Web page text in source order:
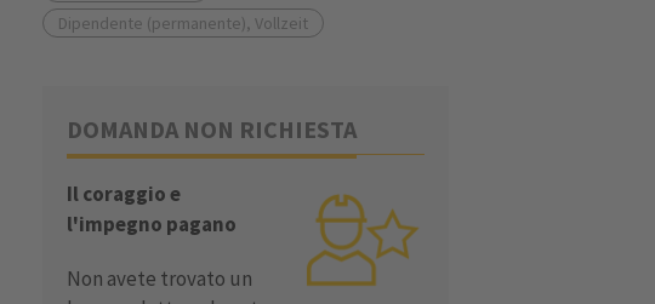
Dipendente (permanente), Vollzeit
DOMANDA NON RICHIESTA
Il coraggio e
l'impegno pagano
Non avete trovato un